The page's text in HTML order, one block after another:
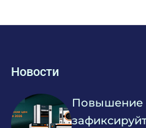
Новости
Повышение